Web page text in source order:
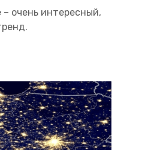
очень интересный,